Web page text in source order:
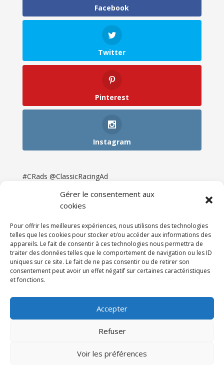
Gérer le consentement aux
cookies
Pour offrir les meilleures expériences, nous utilisons des technologies
telles que les cookies pour stocker et/ou accéder aux informations des
appareils. Le fait de consentir à ces technologies nous permettra de
traiter des données telles que le comportement de navigation ou les ID
uniques sur ce site. Le fait de ne pas consentir ou de retirer son
consentement peut avoir un effet négatif sur certaines caractéristiques
et fonctions.
Accepter
Refuser
Voir les préférences
Facebook
Twitter
Pinterest
Instagram
#CRads @ClassicRacingAd
Newsletter & Presse
Partenaires
Tarifs
Espace Client
121DigitalGroup |